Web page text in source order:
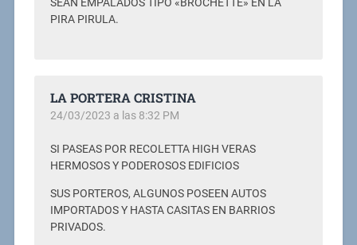
PIRA PIRULA.
LA PORTERA CRISTINA
24/03/2023 a las 8:32 PM
SI PASEAS POR RECOLETTA HIGH VERAS
HERMOSOS Y PODEROSOS EDIFICIOS
SUS PORTEROS, ALGUNOS POSEEN AUTOS
IMPORTADOS Y HASTA CASITAS EN BARRIOS
PRIVADOS.